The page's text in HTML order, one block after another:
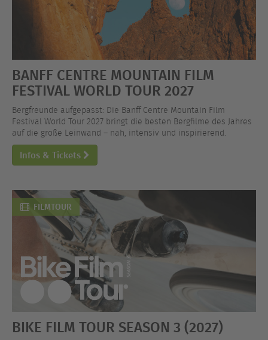
BANFF CENTRE MOUNTAIN FILM
FESTIVAL WORLD TOUR 2027
Bergfreunde aufgepasst: Die Banff Centre Mountain Film
Festival World Tour 2027 bringt die besten Bergfilme des Jahres
auf die große Leinwand – nah, intensiv und inspirierend.
Infos & Tickets
FILMTOUR
BIKE FILM TOUR SEASON 3 (2027)